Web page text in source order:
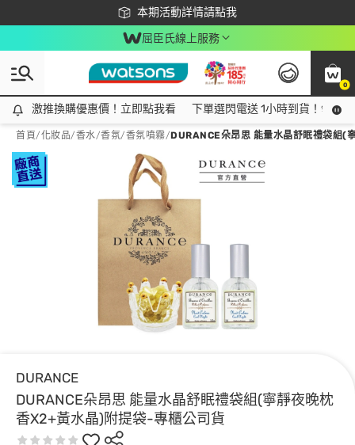
本期活動詳情請點我
下載app最高回饋$350
屈臣氏線上服務
0
激推換購優惠價！立即點我看
激推換購優惠價！立即點我看 下單選閃電送 1小時到貨！領神
首頁/化妝品/香水/香氛/香氛噴霧/DURANCE朵昂思 能量水晶舒眠禮袋組(
DURANCE
DURANCE朵昂思 能量水晶舒眠禮袋組(寧靜夜晚枕
香X2+黃水晶)附提袋-專櫃公司貨